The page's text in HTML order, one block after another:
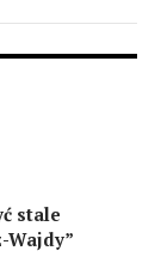
stale
Wajdy”